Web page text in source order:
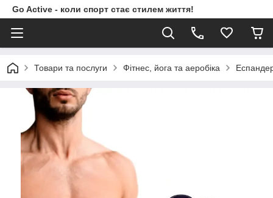
Go Active - коли спорт стає стилем життя!
Товари та послуги Фітнес, йога та аеробіка